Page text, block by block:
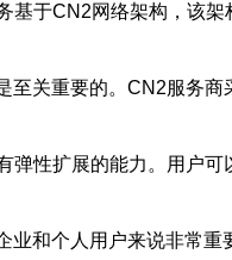
基于CN2网络架构，该
至关重要的。CN2服务
弹性扩展的能力。用户
业和个人用户来说非常重